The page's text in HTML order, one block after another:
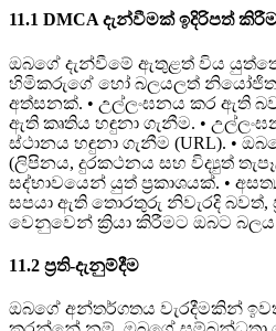
11.1 DMCA දැන්වීමක් ඉදිරිපත්
ඔබගේ දැන්වීමේ ඇතුළත් විය
හිමිකරුගේ හෝ බලයලත්
අත්සනක්. • උල්ලංඝනය කර ඇති
ඇති කෘතිය හඳුනා ගැනීම. •
ස්ථානය හඳුනා ගැනීම (URL). •
(ලිපිනය, දුරකථනය සහ විද්‍යුත්
සද්භාවයෙන් යුත් ප්‍රකාශයක්. •
සපයා ඇති තොරතුරු නිවැරදි
වෙනුවෙන් ක්‍රියා කිරීමට ඔබට බලය
11.2 ප්‍රති-දැනුම්දීම
ඔබගේ අන්තර්ගතය වැරදීමකින්